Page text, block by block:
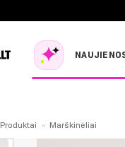
Produktai » Marškinėliai